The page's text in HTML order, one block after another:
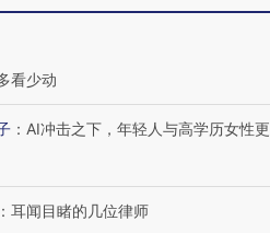
看少动
： AI冲击之下，年轻人与高学历女性更
： 耳闻目睹的几位律师